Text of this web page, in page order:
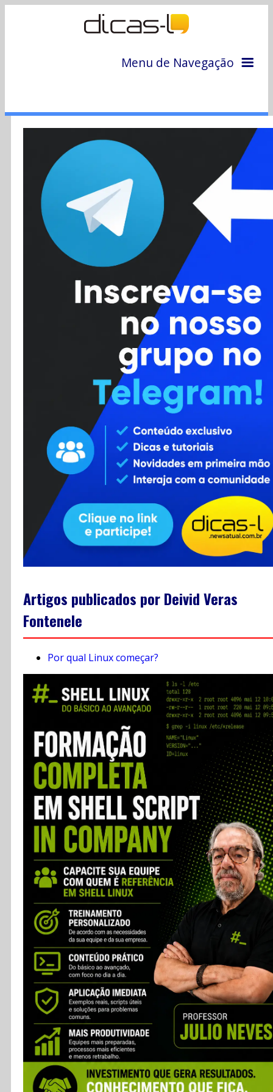
Menu de Navegação
Colunas
Colaboradores
Cursos
Enviar Dica
Contato
RSS
Artigos publicados por Deivid Veras
Fontenele
Por qual Linux começar?